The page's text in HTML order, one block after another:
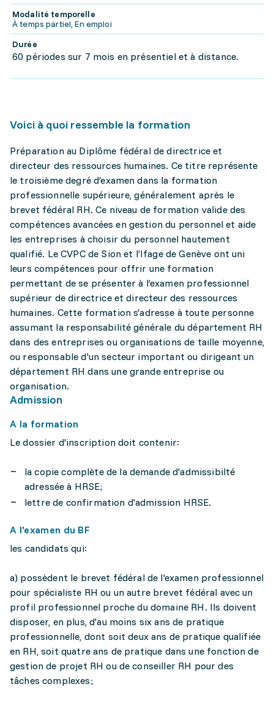
Modalité temporelle
À temps partiel, En emploi
Durée
60 périodes sur 7 mois en présentiel et à distance.
Voici à quoi ressemble la formation
Préparation au Diplôme fédéral de directrice et
directeur des ressources humaines. Ce titre représente
le troisième degré d’examen dans la formation
professionnelle supérieure, généralement après le
brevet fédéral RH. Ce niveau de formation valide des
compétences avancées en gestion du personnel et aide
les entreprises à choisir du personnel hautement
qualifié. Le CVPC de Sion et l’Ifage de Genève ont uni
leurs compétences pour offrir une formation
permettant de se présenter à l’examen professionnel
supérieur de directrice et directeur des ressources
humaines. Cette formation s'adresse à toute personne
assumant la responsabilité générale du département RH
dans des entreprises ou organisations de taille moyenne,
ou responsable d'un secteur important ou dirigeant un
département RH dans une grande entreprise ou
organisation.
Admission
A la formation
Le dossier d'inscription doit contenir:
la copie complète de la demande d'admissibilté
adressée à HRSE;
lettre de confirmation d'admission HRSE.
A l'examen du BF
les candidats qui:
a) possèdent le brevet fédéral de l'examen professionnel
pour spécialiste RH ou un autre brevet fédéral avec un
profil professionnel proche du domaine RH. Ils doivent
disposer, en plus, d'au moins six ans de pratique
professionnelle, dont soit deux ans de pratique qualifiée
en RH, soit quatre ans de pratique dans une fonction de
gestion de projet RH ou de conseiller RH pour des
tâches complexes;